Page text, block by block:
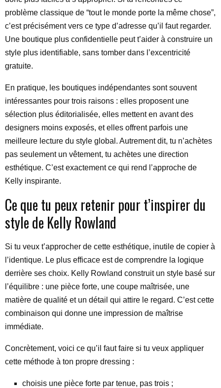
problème classique de “tout le monde porte la même chose”,
c’est précisément vers ce type d’adresse qu’il faut regarder.
Une boutique plus confidentielle peut t’aider à construire un
style plus identifiable, sans tomber dans l’excentricité
gratuite.
En pratique, les boutiques indépendantes sont souvent
intéressantes pour trois raisons : elles proposent une
sélection plus éditorialisée, elles mettent en avant des
designers moins exposés, et elles offrent parfois une
meilleure lecture du style global. Autrement dit, tu n’achètes
pas seulement un vêtement, tu achètes une direction
esthétique. C’est exactement ce qui rend l’approche de
Kelly inspirante.
Ce que tu peux retenir pour t’inspirer du
style de Kelly Rowland
Si tu veux t’approcher de cette esthétique, inutile de copier à
l’identique. Le plus efficace est de comprendre la logique
derrière ses choix. Kelly Rowland construit un style basé sur
l’équilibre : une pièce forte, une coupe maîtrisée, une
matière de qualité et un détail qui attire le regard. C’est cette
combinaison qui donne une impression de maîtrise
immédiate.
Concrètement, voici ce qu’il faut faire si tu veux appliquer
cette méthode à ton propre dressing :
choisis une pièce forte par tenue, pas trois ;